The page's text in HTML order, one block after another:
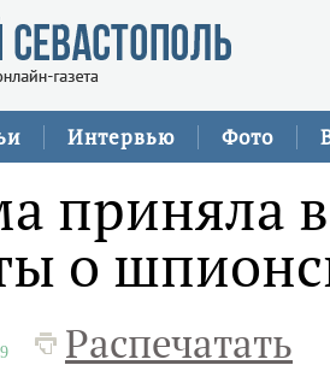
Интервью Фото
приняла
о
Распечатать